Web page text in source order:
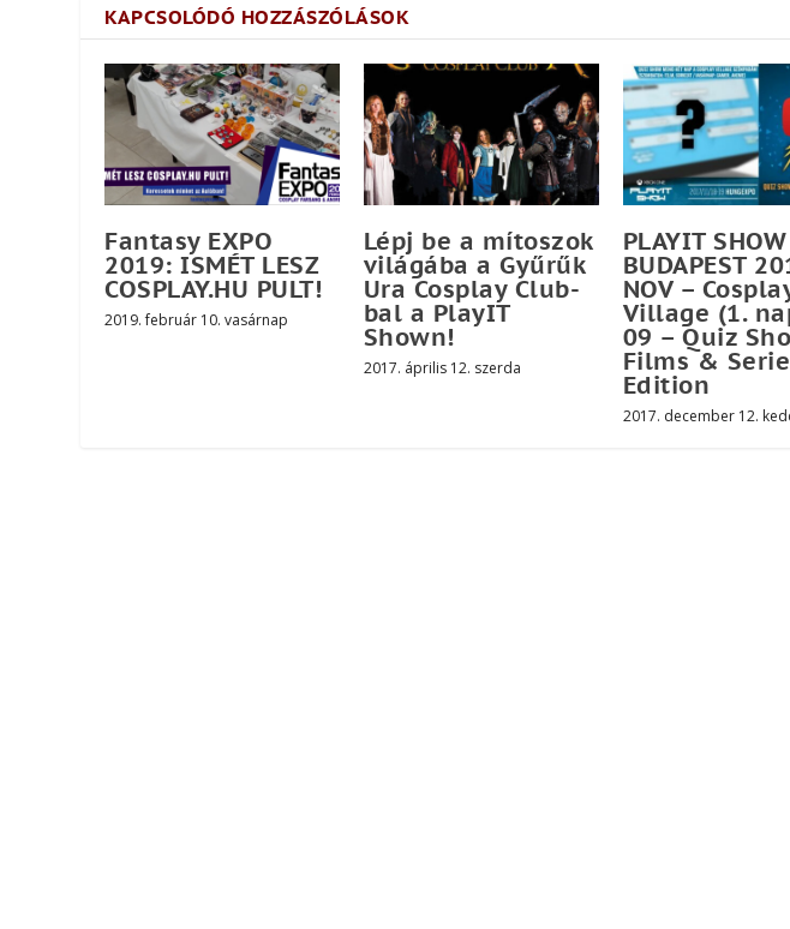
KAPCSOLÓDÓ HOZZÁSZÓLÁSOK
Fantasy EXPO
2019: ISMÉT LESZ
COSPLAY.HU PULT!
2019. február 10. vasárnap
Lépj be a mítoszok
világába a Gyűrűk
Ura Cosplay Club-
bal a PlayIT
Shown!
2017. április 12. szerda
PLAYIT SHOW
BUDAPEST
NOV –
Village (1.
09 – Quiz
Films &
Edition
2017. december 12.